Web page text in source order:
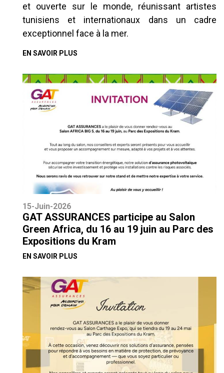
et ouverte sur le monde, réunissant artistes
tunisiens et internationaux dans un cadre
exceptionnel face à la mer.
EN SAVOIR PLUS
15-Juin-2026
GAT ASSURANCES participe au Salon
Green Africa, du 16 au 19 juin au Parc des
Expositions du Kram
EN SAVOIR PLUS